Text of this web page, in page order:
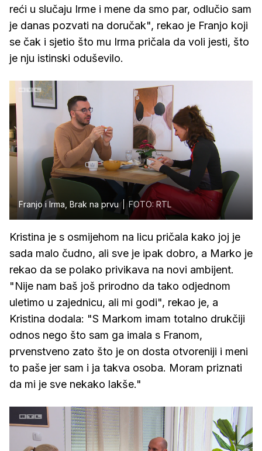
reći u slučaju Irme i mene da smo par, odlučio sam
je danas pozvati na doručak", rekao je Franjo koji
se čak i sjetio što mu Irma pričala da voli jesti, što
je nju istinski oduševilo.
Franjo i Irma, Brak na prvu FOTO: RTL
Kristina je s osmijehom na licu pričala kako joj je
sada malo čudno, ali sve je ipak dobro, a Marko je
rekao da se polako privikava na novi ambijent.
"Nije nam baš još prirodno da tako odjednom
uletimo u zajednicu, ali mi godi", rekao je, a
Kristina dodala: "S Markom imam totalno drukčiji
odnos nego što sam ga imala s Franom,
prvenstveno zato što je on dosta otvoreniji i meni
to paše jer sam i ja takva osoba. Moram priznati
da mi je sve nekako lakše."